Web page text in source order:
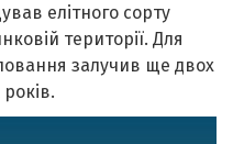
елітного сорту
території. Для
залучив ще двох